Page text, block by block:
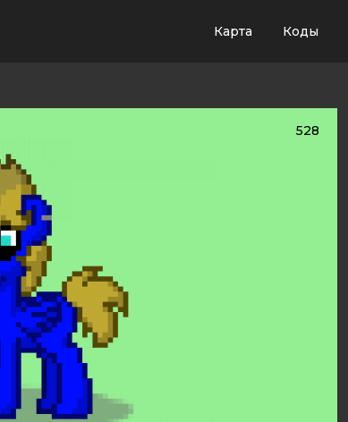
Карта Коды
528